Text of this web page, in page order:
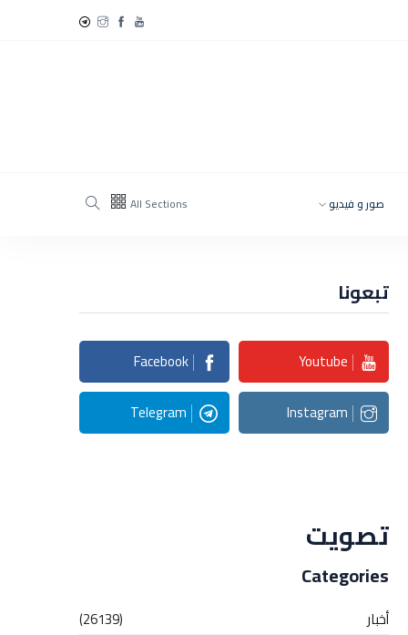
All Sections صور و فيديو
تبعونا
Youtube
Facebook
Instagram
Telegram
تصويت
Categories
أخبار
(26139)